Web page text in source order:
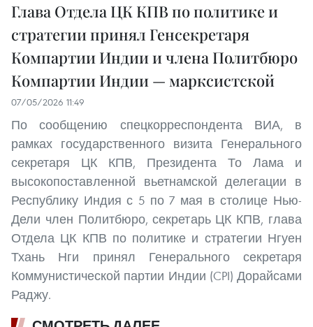
Глава Отдела ЦК КПВ по политике и
стратегии принял Генсекретаря
Компартии Индии и члена Политбюро
Компартии Индии — марксистской
07/05/2026 11:49
По сообщению спецкорреспондента ВИА, в
рамках государственного визита Генерального
секретаря ЦК КПВ, Президента То Лама и
высокопоставленной вьетнамской делегации в
Республику Индия с 5 по 7 мая в столице Нью-
Дели член Политбюро, секретарь ЦК КПВ, глава
Отдела ЦК КПВ по политике и стратегии Нгуен
Тхань Нги принял Генерального секретаря
Коммунистической партии Индии (CPI) Дорайсами
Раджу.